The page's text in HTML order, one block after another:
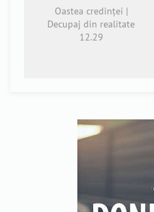
Oastea credinței |
Decupaj din realitate
12.29